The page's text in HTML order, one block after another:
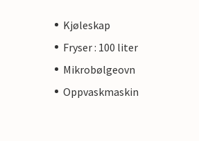
Kjøleskap
Fryser : 100 liter
Mikrobølgeovn
Oppvaskmaskin